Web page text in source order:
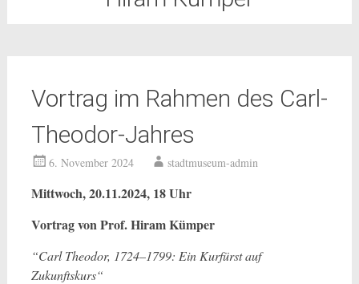
Vortrag im Rahmen des Carl-
Theodor-Jahres
6. November 2024 stadtmuseum-admin
Mittwoch, 20.11.2024, 18 Uhr
Vortrag von Prof. Hiram Kümper
“Carl Theodor, 1724–1799: Ein Kurfürst auf
Zukunftskurs“